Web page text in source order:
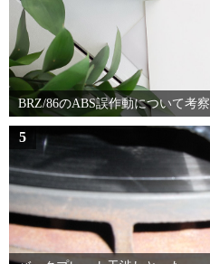
BRZ/86のABS誤作動について考察
5